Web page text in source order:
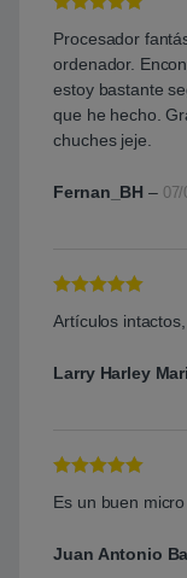
5de 5
Procesador
ordenador.
estoy bastante
que he hecho.
chuches jeje.
Fernan_BH –
5de 5
Artículos
Larry Harley
5de 5
Es un buen micro
Juan Antonio